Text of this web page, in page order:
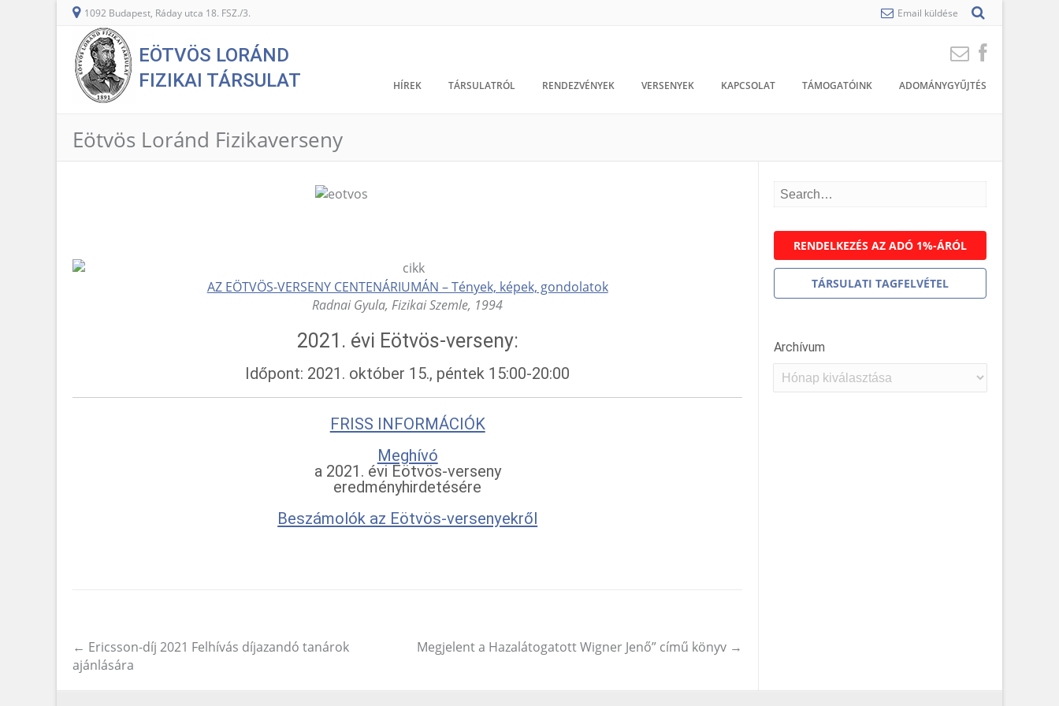
1092 Budapest, Ráday utca 18. FSZ./3. Email küldése
EÖTVÖS LORÁND
FIZIKAI TÁRSULAT
HÍREK TÁRSULATRÓL RENDEZVÉNYEK VERSENYEK KAPCSOLAT TÁMOGATÓINK ADOMÁNYGYŰJTÉS
Eötvös Loránd Fizikaverseny
AZ EÖTVÖS-VERSENY CENTENÁRIUMÁN – Tények, képek, gondolatok
Radnai Gyula, Fizikai Szemle, 1994
2021. évi Eötvös-verseny:
Időpont: 2021. október 15., péntek 15:00-20:00
FRISS INFORMÁCIÓK
Meghívó
a 2021. évi Eötvös-verseny
eredményhirdetésére
Beszámolók az Eötvös-versenyekről
Post navigation
← Ericsson-díj 2021 Felhívás díjazandó tanárok
ajánlására
Megjelent a Hazalátogatott Wigner Jenő” című könyv →
RENDELKEZÉS AZ ADÓ 1%-ÁRÓL
TÁRSULATI TAGFELVÉTEL
Archívum
Archívum